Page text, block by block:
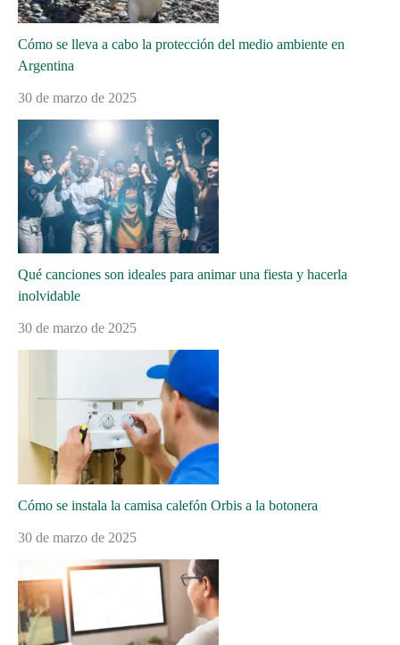
Cómo se lleva a cabo la protección del medio ambiente en
Argentina
30 de marzo de 2025
Qué canciones son ideales para animar una fiesta y hacerla
inolvidable
30 de marzo de 2025
Cómo se instala la camisa calefón Orbis a la botonera
30 de marzo de 2025